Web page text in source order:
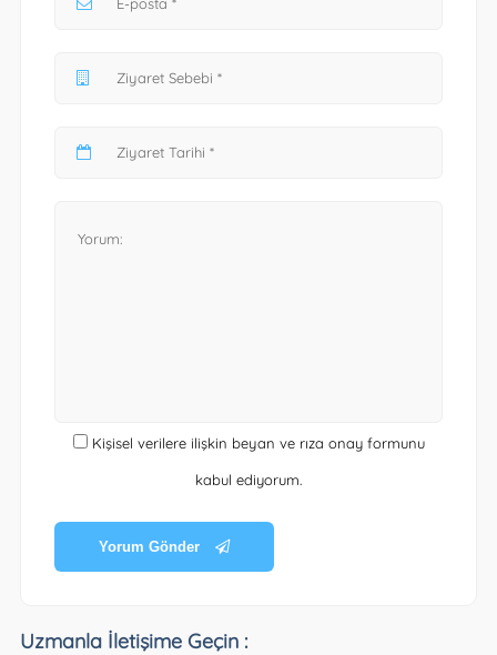
Kişisel verilere ilişkin beyan ve rıza onay formunu
kabul ediyorum.
Yorum Gönder
Uzmanla İletişime Geçin :